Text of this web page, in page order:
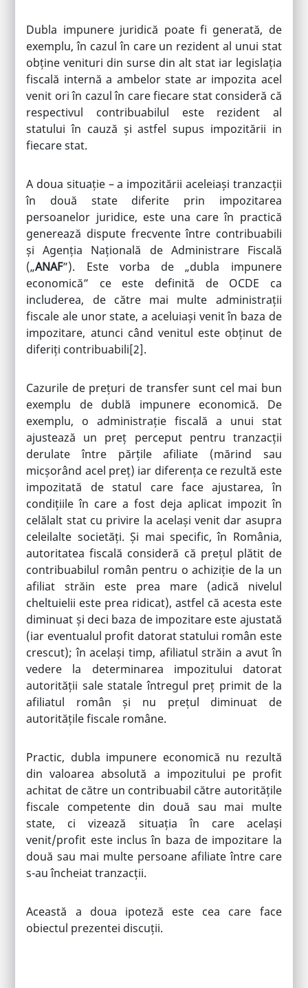
Dubla impunere juridică poate fi generată, de
exemplu, în cazul în care un rezident al unui stat
obține venituri din surse din alt stat iar legislația
fiscală internă a ambelor state ar impozita acel
venit ori în cazul în care fiecare stat consideră că
respectivul contribuabilul este rezident al
statului în cauză și astfel supus impozitării in
fiecare stat.
A doua situație – a impozitării aceleiași tranzacții
în două state diferite prin impozitarea
persoanelor juridice, este una care în practică
generează dispute frecvente între contribuabili
și Agenția Națională de Administrare Fiscală
(„ANAF”). Este vorba de „dubla impunere
economică” ce este definită de OCDE ca
includerea, de către mai multe administrații
fiscale ale unor state, a aceluiași venit în baza de
impozitare, atunci când venitul este obținut de
diferiți contribuabili[2].
Cazurile de prețuri de transfer sunt cel mai bun
exemplu de dublă impunere economică. De
exemplu, o administrație fiscală a unui stat
ajustează un preț perceput pentru tranzacții
derulate între părțile afiliate (mărind sau
micșorând acel preț) iar diferența ce rezultă este
impozitată de statul care face ajustarea, în
condițiile în care a fost deja aplicat impozit în
celălalt stat cu privire la același venit dar asupra
celeilalte societăți. Și mai specific, în România,
autoritatea fiscală consideră că prețul plătit de
contribuabilul român pentru o achiziție de la un
afiliat străin este prea mare (adică nivelul
cheltuielii este prea ridicat), astfel că acesta este
diminuat și deci baza de impozitare este ajustată
(iar eventualul profit datorat statului român este
crescut); în același timp, afiliatul străin a avut în
vedere la determinarea impozitului datorat
autorității sale statale întregul preț primit de la
afiliatul român și nu prețul diminuat de
autoritățile fiscale române.
Practic, dubla impunere economică nu rezultă
din valoarea absolută a impozitului pe profit
achitat de către un contribuabil către autoritățile
fiscale competente din două sau mai multe
state, ci vizează situația în care același
venit/profit este inclus în baza de impozitare la
două sau mai multe persoane afiliate între care
s-au încheiat tranzacții.
Această a doua ipoteză este cea care face
obiectul prezentei discuții.